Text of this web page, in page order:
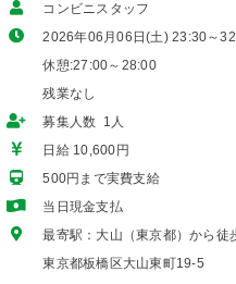
コンビニスタッフ
2026年06月06日(土) 23:30～
休憩:27:00～28:00
残業なし
募集人数 1人
日給 10,600円
500円まで実費支給
当日現金支払
最寄駅：大山（東京都）から徒
東京都板橋区大山東町19-5